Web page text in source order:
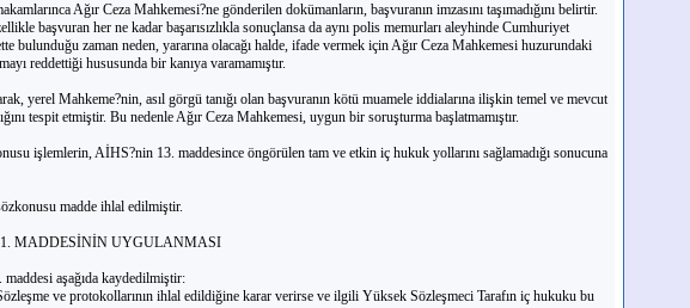
Ağır Ceza Mahkemesi?ne gönderilen dokümanların, başvuranın imzasını taşımadığını belirtir.
başvuran her ne kadar başarısızlıkla sonuçlansa da aynı polis memurları aleyhinde Cumhuriyet
bulunduğu zaman neden, yararına olacağı halde, ifade vermek için Ağır Ceza Mahkemesi huzurundaki
reddettiği hususunda bir kanıya varamamıştır.
yerel Mahkeme?nin, asıl görgü tanığı olan başvuranın kötü muamele iddialarına ilişkin temel ve mevcut
tespit etmiştir. Bu nedenle Ağır Ceza Mahkemesi, uygun bir soruşturma başlatmamıştır.
işlemlerin, AİHS?nin 13. maddesince öngörülen tam ve etkin iç hukuk yollarını sağlamadığı sonucuna
madde ihlal edilmiştir.
MADDESİNİN UYGULANMASI
aşağıda kaydedilmiştir:
ve protokollarının ihlal edildiğine karar verirse ve ilgili Yüksek Sözleşmeci Tarafın iç hukuku bu